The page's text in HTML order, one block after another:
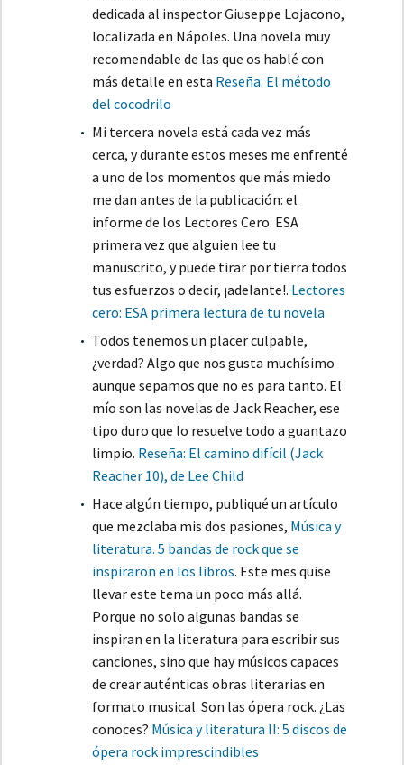
dedicada al inspector Giuseppe Lojacono,
localizada en Nápoles. Una novela muy
recomendable de las que os hablé con
más detalle en esta Reseña: El método
del cocodrilo
Mi tercera novela está cada vez más
cerca, y durante estos meses me enfrenté
a uno de los momentos que más miedo
me dan antes de la publicación: el
informe de los Lectores Cero. ESA
primera vez que alguien lee tu
manuscrito, y puede tirar por tierra todos
tus esfuerzos o decir, ¡adelante!. Lectores
cero: ESA primera lectura de tu novela
Todos tenemos un placer culpable,
¿verdad? Algo que nos gusta muchísimo
aunque sepamos que no es para tanto. El
mío son las novelas de Jack Reacher, ese
tipo duro que lo resuelve todo a guantazo
limpio. Reseña: El camino difícil (Jack
Reacher 10), de Lee Child
Hace algún tiempo, publiqué un artículo
que mezclaba mis dos pasiones, Música y
literatura. 5 bandas de rock que se
inspiraron en los libros. Este mes quise
llevar este tema un poco más allá.
Porque no solo algunas bandas se
inspiran en la literatura para escribir sus
canciones, sino que hay músicos capaces
de crear auténticas obras literarias en
formato musical. Son las ópera rock. ¿Las
conoces? Música y literatura II: 5 discos de
ópera rock imprescindibles